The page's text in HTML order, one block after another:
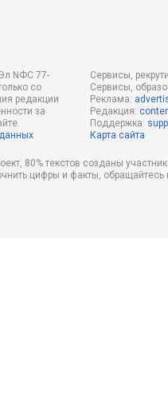
NФС 77-
со
редакции
за
Сервисы,
Сервисы,
Реклама:
Редакция:
Поддержка:
Карта сайта
80% текстов созданы
цифры и факты,